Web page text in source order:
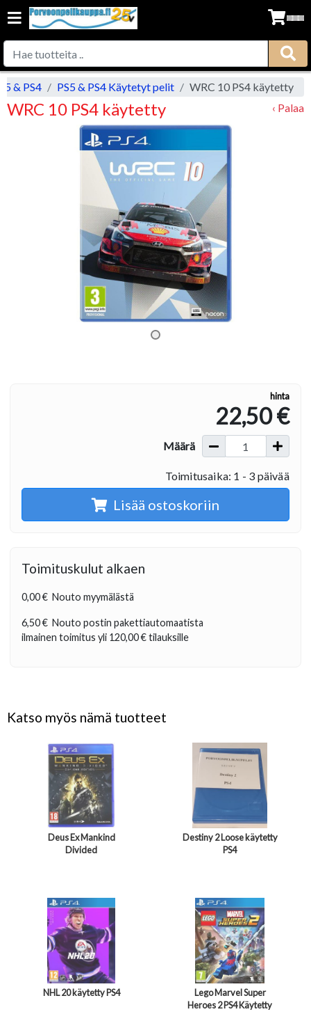
& PS4 PS5 & PS4 Käytetyt pelit WRC 10 PS4 käytetty
WRC 10 PS4 käytetty ‹ Palaa
hinta
22,50 €
Määrä
Toimitusaika: 1 - 3 päivää
Lisää ostoskoriin
Toimituskulut alkaen
0,00 € Nouto myymälästä
6,50 € Nouto postin pakettiautomaatista
ilmainen toimitus yli 120,00 €tilauksille
Katso myös nämä tuotteet
Deus Ex Mankind
Divided
Destiny 2 Loose käytetty
PS4
NHL 20 käytetty PS4
Lego Marvel Super
Heroes 2 PS4 Käytetty